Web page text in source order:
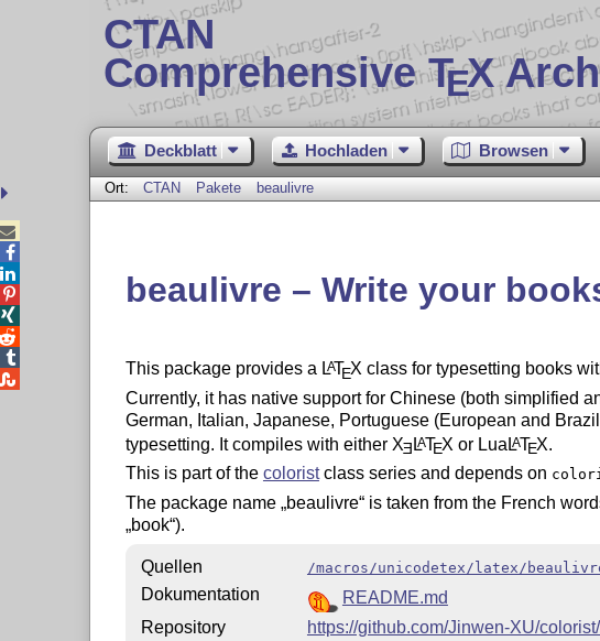
CTAN
Comprehensive TEX
Deckblatt Hochladen Browsen
Ort: CTAN Pakete beaulivre
beaulivre – Write your
This package provides a LATEX class for typesetting books
Currently, it has native support for Chinese (both simplified
German, Italian, Japanese, Portuguese (European and
typesetting. It compiles with either XE LATEX or Lua LATEX.
This is part of the coloristclass series and depends on
The package name beaulivre is taken from the French
book ).
Quellen /macros/unicodetex/latex/
Dokumentation
README.md
Repository
https://github.com/Jinwen-XU/




